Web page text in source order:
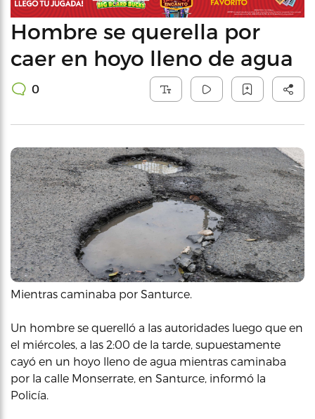
Hombre se querella por
caer en hoyo lleno de agua
0
Mientras caminaba por Santurce.
Un hombre se querelló a las autoridades luego que en
el miércoles, a las 2:00 de la tarde, supuestamente
cayó en un hoyo lleno de agua mientras caminaba
por la calle Monserrate, en Santurce, informó la
Policía.